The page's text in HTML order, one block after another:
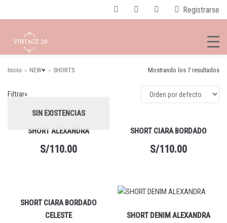
Registrarse
al
CAR
CATEGORÍAS DEL PRODUCTO
SHORTS
Inicio » NEW♥ » SHORTS Mostrando los 7 resultados
Filtrar»
SIN EXISTENCIAS
SHORT ALEXANDRA
S/110.00
SHORT CIARA BORDADO
S/110.00
SHORT CIARA BORDADO
CELESTE
SHORT DENIM ALEXANDRA